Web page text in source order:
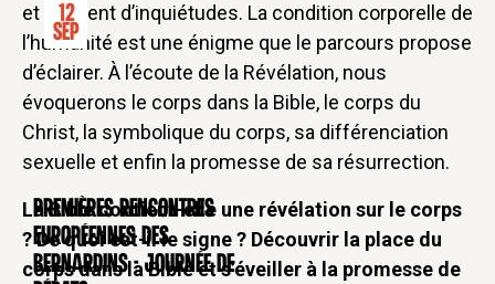
CONFÉRENCE
12
Sep
Premières rencontres
européennes des
Bernardins - Journée de
et souvent d’inquiétudes. La condition corporelle de
l’humanité est une énigme que le parcours propose
d’éclairer. À l’écoute de la Révélation, nous
évoquerons le corps dans la Bible, le corps du
Christ, la symbolique du corps, sa différenciation
sexuelle et enfin la promesse de sa résurrection.
La Bible contient-elle une révélation sur le corps
? De quoi est-il le signe ? Découvrir la place du
corps dans la Bible et s’éveiller à la promesse de